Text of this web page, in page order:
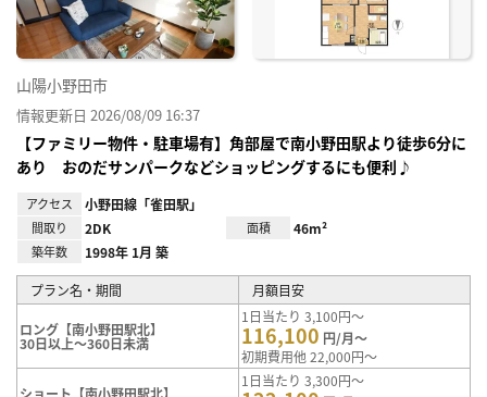
山陽小野田市
情報更新日 2026/08/09 16:37
【ファミリー物件・駐車場有】角部屋で南小野田駅より徒歩6分に
あり おのだサンパークなどショッピングするにも便利♪
アクセス 小野田線「雀田駅」
間取り 2DK 面積 46m²
築年数 1998年 1月 築
プラン名・期間 月額目安
ロング【南小野田駅北】
30日以上～360日未満
1日当たり 3,100円～
116,100 円/月～
初期費用他 22,000円～
ショート【南小野田駅北】
1日当たり 3,300円～